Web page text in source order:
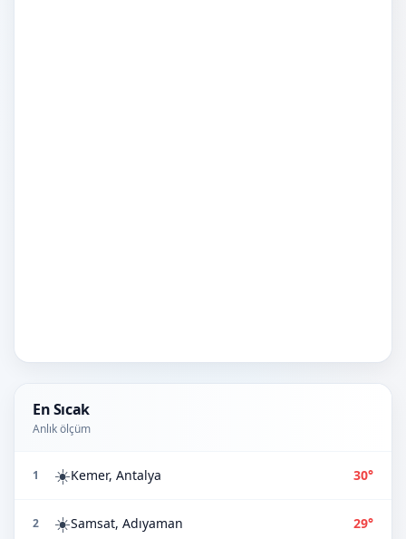
En Sıcak
Anlık ölçüm
1 ☀️Kemer, Antalya 30°
2 ☀️Samsat, Adıyaman 29°